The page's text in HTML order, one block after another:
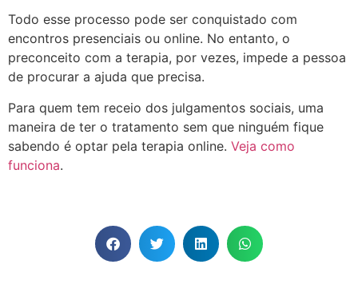
Todo esse processo pode ser conquistado com
encontros presenciais ou online. No entanto, o
preconceito com a terapia, por vezes, impede a pessoa
de procurar a ajuda que precisa.
Para quem tem receio dos julgamentos sociais, uma
maneira de ter o tratamento sem que ninguém fique
sabendo é optar pela terapia online. Veja como
funciona.